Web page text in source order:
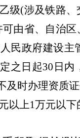
级(涉及铁路、
由省、自治
民政府建设
之日起30 日内
及时办理资质
以上1万元以下